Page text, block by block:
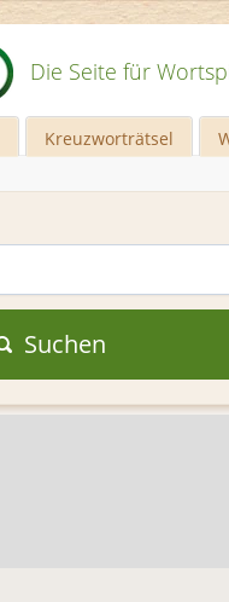
Die Seite für
Kreuzworträtsel
Suchen